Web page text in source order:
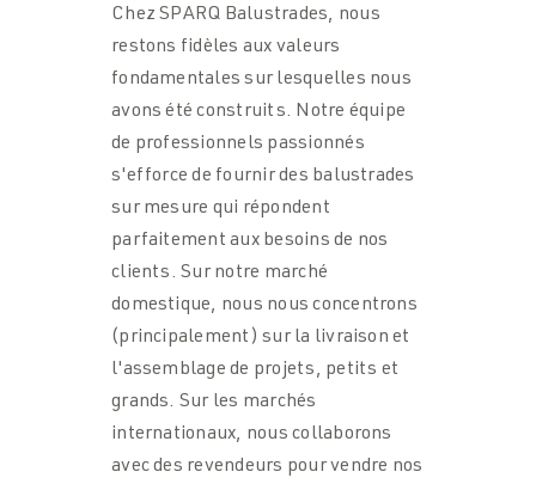
Chez SPARQ Balustrades, nous
restons fidèles aux valeurs
fondamentales sur lesquelles nous
avons été construits. Notre équipe
de professionnels passionnés
s'efforce de fournir des balustrades
sur mesure qui répondent
parfaitement aux besoins de nos
clients. Sur notre marché
domestique, nous nous concentrons
(principalement) sur la livraison et
l'assemblage de projets, petits et
grands. Sur les marchés
internationaux, nous collaborons
avec des revendeurs pour vendre nos